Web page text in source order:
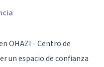
OHAZI - Centro de
un espacio de confianza